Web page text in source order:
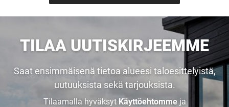
TILAA UUTISKIRJEEMME
Saat ensimmäisenä tietoa alueesi taloesittelyistä,
uutuuksista sekä tarjouksista.
Tilaamalla hyväksyt Käyttöehtommeja
TALOKIRJA ON
JULKAISTU
Upea yli 200-sivuinen talokirja!